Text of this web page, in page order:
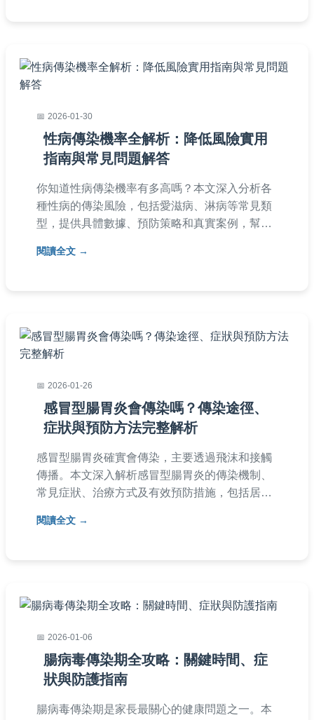
2026-01-30
性病傳染機率全解析：降低風險實用
指南與常見問題解答
你知道性病傳染機率有多高嗎？本文深入分析各
種性病的傳染風險，包括愛滋病、淋病等常見類
型，提供具體數據、預防策略和真實案例，幫助
閱讀全文
2026-01-26
感冒型腸胃炎會傳染嗎？傳染途徑、
症狀與預防方法完整解析
感冒型腸胃炎確實會傳染，主要透過飛沫和接觸
傳播。本文深入解析感冒型腸胃炎的傳染機制、
常見症狀、治療方式及有效預防措施，包括居家
護家人健康。文中還提供常見問答，解答潛伏
閱讀全文
2026-01-06
腸病毒傳染期全攻略：關鍵時間、症
狀與防護指南
腸病毒傳染期是家長最關心的健康問題之一。本